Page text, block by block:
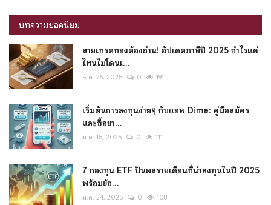
บทความยอดนิยม
สายเทรดทองต้องอ่าน! อัปเดตภาษีปี 2025 กำไรแค่
ไหนไม่โดนเ...
ธ.ค. 26, 2025 0 191
เริ่มต้นการลงทุนง่ายๆ กับแอพ Dime: คู่มือสมัคร
และซื้อขา...
ม.ค. 15, 2025 0 111
7 กองทุน ETF ปันผลรายเดือนที่น่าลงทุนในปี 2025
พร้อมข้อ...
ม.ค. 24, 2025 0 108